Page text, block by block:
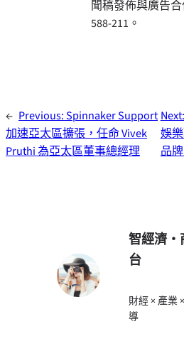
聞稿發佈與廣告
588-211。
← Previous:Spinnaker Support
加速亞太區擴張，任命 Vivek
Pruthi 為亞太區董事總經理
Next:
娛
品牌
智經濟
台
財經 × 產業
導